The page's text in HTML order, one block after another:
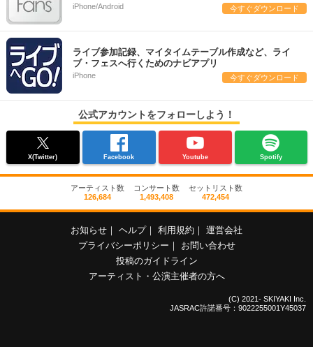
iPhone/Android 今すぐダウンロード
ライブ参加記録、マイタイムテーブル作成など、ライ
ブ・フェスへ行くためのナビアプリ
iPhone 今すぐダウンロード
公式アカウントをフォローしよう！
X(Twitter) Facebook Youtube Spotify
アーティスト数
126,684
コンサート数
1,493,408
セットリスト数
472,454
お知らせ ｜ ヘルプ｜ 利用規約 ｜ 運営会社
プライバシーポリシー ｜
お問い合わせ
投稿のガイドライン
アーティスト・公演主催者の方へ
(C) 2021- SKIYAKI Inc.
JASRAC許諾番号：9022255001Y45037